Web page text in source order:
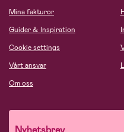
Mina fakturor
Guider & Inspiration
Cookie settings
Vårt ansvar
Om oss